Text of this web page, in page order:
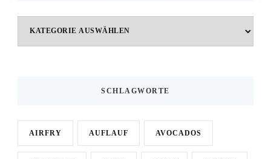
SCHLAGWORTE
AIRFRY AUFLAUF AVOCADOS